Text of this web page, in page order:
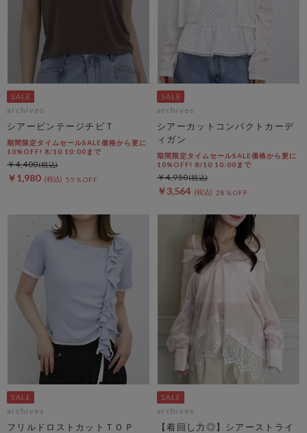
archives
シアービンテージチビＴ
期間限定タイムセールSALE価格から更に
10%OFF! 8/10 10:00まで
￥1,980 55％OFF
￥4,400
archives
シアーカットコンパクトカーデ
ィガン
期間限定タイムセールSALE価格から更に
10%OFF! 8/10 10:00まで
￥3,564 28％OFF
￥4,950
archives
フリルドロストカットＴＯＰ
archives
【着回し力◎】シアーストライ